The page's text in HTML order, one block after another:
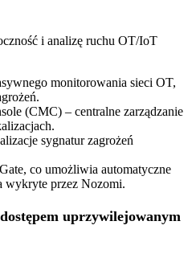
i analizę ruchu OT/IoT
monitorowania sieci OT,
(CMC) – centralne zarządzanie
sygnatur zagrożeń
co umożliwia automatyczne
wykryte przez Nozomi.
uprzywilejowanym